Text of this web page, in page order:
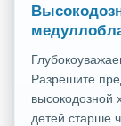
Разрешите
высокодозной
детей старше